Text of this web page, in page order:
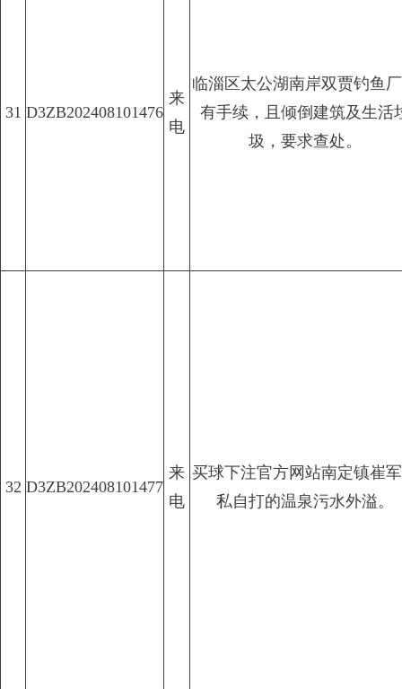
31 D3ZB202408101476
来
电
临淄区太公湖南岸双贾钓鱼
有手续，且倾倒建筑及生活
圾，要求查处。
32 D3ZB202408101477
来
电
买球下注官方网站南定镇崔
私自打的温泉污水外溢。